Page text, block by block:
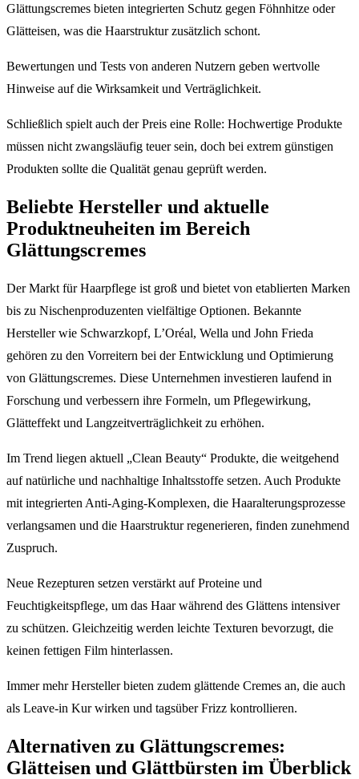
Glättungscremes bieten integrierten Schutz gegen Föhnhitze oder
Glätteisen, was die Haarstruktur zusätzlich schont.
Bewertungen und Tests von anderen Nutzern geben wertvolle
Hinweise auf die Wirksamkeit und Verträglichkeit.
Schließlich spielt auch der Preis eine Rolle: Hochwertige Produkte
müssen nicht zwangsläufig teuer sein, doch bei extrem günstigen
Produkten sollte die Qualität genau geprüft werden.
Beliebte Hersteller und aktuelle
Produktneuheiten im Bereich
Glättungscremes
Der Markt für Haarpflege ist groß und bietet von etablierten Marken
bis zu Nischenproduzenten vielfältige Optionen. Bekannte
Hersteller wie Schwarzkopf, L’Oréal, Wella und John Frieda
gehören zu den Vorreitern bei der Entwicklung und Optimierung
von Glättungscremes. Diese Unternehmen investieren laufend in
Forschung und verbessern ihre Formeln, um Pflegewirkung,
Glätteffekt und Langzeitverträglichkeit zu erhöhen.
Im Trend liegen aktuell „Clean Beauty“ Produkte, die weitgehend
auf natürliche und nachhaltige Inhaltsstoffe setzen. Auch Produkte
mit integrierten Anti-Aging-Komplexen, die Haaralterungsprozesse
verlangsamen und die Haarstruktur regenerieren, finden zunehmend
Zuspruch.
Neue Rezepturen setzen verstärkt auf Proteine und
Feuchtigkeitspflege, um das Haar während des Glättens intensiver
zu schützen. Gleichzeitig werden leichte Texturen bevorzugt, die
keinen fettigen Film hinterlassen.
Immer mehr Hersteller bieten zudem glättende Cremes an, die auch
als Leave-in Kur wirken und tagsüber Frizz kontrollieren.
Alternativen zu Glättungscremes:
Glätteisen und Glättbürsten im Überblick